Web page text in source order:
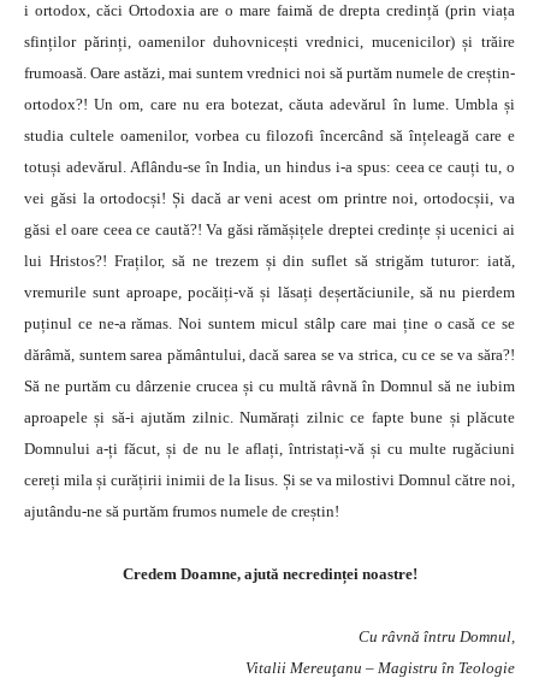
i ortodox, căci Ortodoxia are o mare faimă de drepta credință (prin viața
sfinților părinți, oamenilor duhovnicești vrednici, mucenicilor) și trăire
frumoasă. Oare astăzi, mai suntem vrednici noi să purtăm numele de creștin-
ortodox?! Un om, care nu era botezat, căuta adevărul în lume. Umbla și
studia cultele oamenilor, vorbea cu filozofi încercând să înțeleagă care e
totuși adevărul. Aflându-se în India, un hindus i-a spus: ceea ce cauți tu, o
vei găsi la ortodocși! Și dacă ar veni acest om printre noi, ortodocșii, va
găsi el oare ceea ce caută?! Va găsi rămășițele dreptei credințe și ucenici ai
lui Hristos?! Fraților, să ne trezem și din suflet să strigăm tuturor: iată,
vremurile sunt aproape, pocăiți-vă și lăsați deșertăciunile, să nu pierdem
puținul ce ne-a rămas. Noi suntem micul stâlp care mai ține o casă ce se
dărâmă, suntem sarea pământului, dacă sarea se va strica, cu ce se va săra?!
Să ne purtăm cu dârzenie crucea și cu multă râvnă în Domnul să ne iubim
aproapele și să-i ajutăm zilnic. Numărați zilnic ce fapte bune și plăcute
Domnului a-ți făcut, și de nu le aflați, întristați-vă și cu multe rugăciuni
cereți mila și curățirii inimii de la Iisus. Și se va milostivi Domnul către noi,
ajutându-ne să purtăm frumos numele de creștin!
Credem Doamne, ajută necredinței noastre!
Cu râvnă întru Domnul,
Vitalii Mereuţanu – Magistru în Teologie